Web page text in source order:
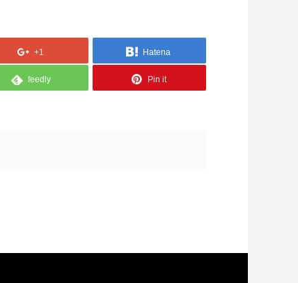
+1 Hatena
feedly Pin it